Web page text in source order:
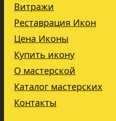
Витражи
Реставрация Икон
Цена Иконы
Купить икону
О мастерской
Каталог мастерских
Контакты